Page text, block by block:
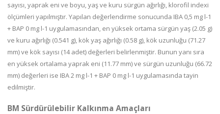
sayısı, yaprak eni ve boyu, yaş ve kuru sürgün ağırlığı, klorofil indexi
ölçümleri yapılmıştır. Yapılan değerlendirme sonucunda IBA 0,5 mg l-1
+ BAP 0 mg l-1 uygulamasından, en yüksek ortama sürgün yaş (2.05 g)
ve kuru ağırlığı (0.541 g), kök yaş ağırlığı (0.58 g), kök uzunluğu (71.27
mm) ve kök sayısı (14 adet) değerleri belirlenmiştir. Bunun yanı sıra
en yüksek ortalama yaprak eni (11.77 mm) ve sürgün uzunluğu (66.72
mm) değerleri ise IBA 2 mg l-1 + BAP 0 mg l-1 uygulamasında tayin
edilmiştir.
BM Sürdürülebilir Kalkınma Amaçları